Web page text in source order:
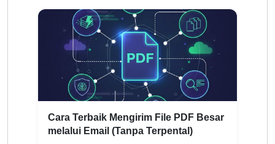
Cara Terbaik Mengirim File PDF Besar
melalui Email (Tanpa Terpental)